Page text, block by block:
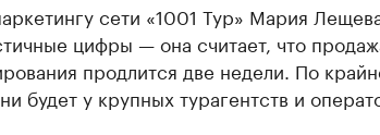
сети «1001 Тур» Мария
цифры — она считает, что
продлится две недели. По
будет у крупных турагентств и